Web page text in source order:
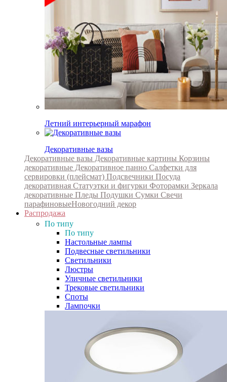
Летний интерьерный марафон
Декоративные вазы
Декоративные вазы Декоративные картины Корзины
декоративные Декоративное панно Салфетки для
сервировки (плейсмат) Подсвечники Посуда
декоративная Статуэтки и фигурки Фоторамки Зеркала
декоративные Пледы Подушки Сумки Свечи
парафиновыеНовогодний декор
Распродажа
По типу
По типу
Настольные лампы
Подвесные светильники
Светильники
Люстры
Уличные светильники
Трековые светильники
Споты
Лампочки